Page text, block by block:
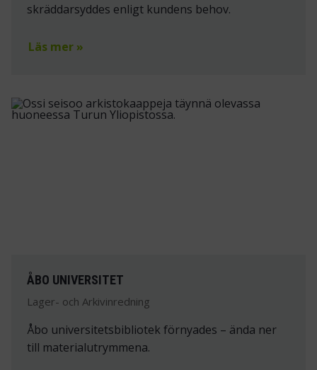
skräddarsyddes enligt kundens behov.
Läs mer »
ÅBO UNIVERSITET
Lager- och Arkivinredning
Åbo universitetsbibliotek förnyades – ända ner
till materialutrymmena.